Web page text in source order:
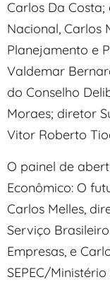
Carlos Da
Nacional, Carlos
Planejamento e
Valdemar
do Conselho
Moraes; diretor
Vitor Roberto
O painel de
Econômico: O
Carlos Melles,
Serviço
Empresas, e
SEPEC/